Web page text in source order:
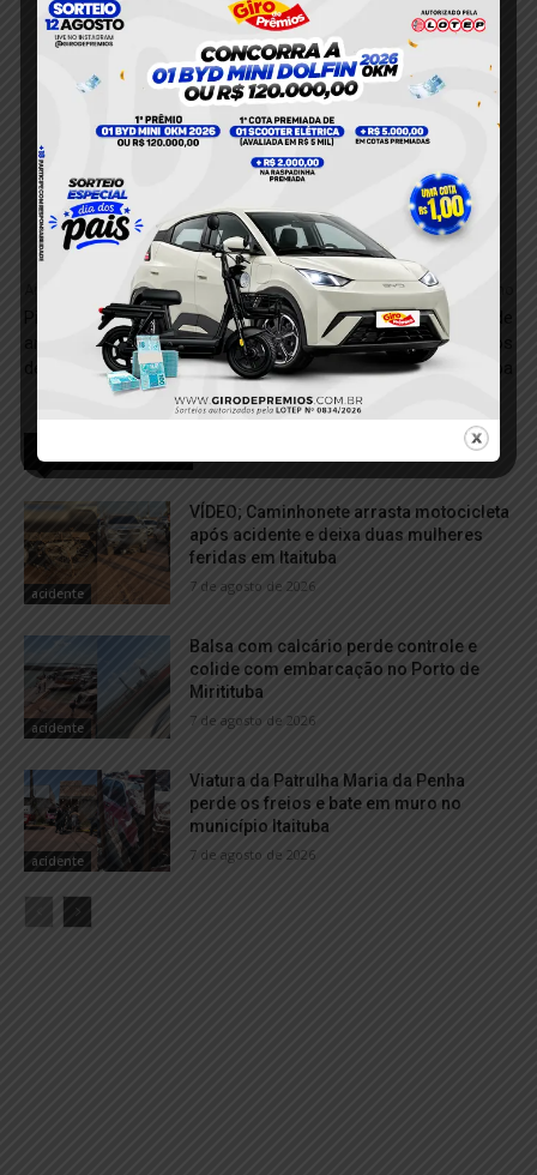
Pintor é condenado a 30
anos de prisão por latrocínio
de idoso em Santarém
Suspeitos de série de
arrombamentos são presos
em área de mata em Itaituba
acidente
VÍDEO; Caminhonete arrasta motocicleta
após acidente e deixa duas mulheres
feridas em Itaituba
7 de agosto de 2026
acidente
Balsa com calcário perde controle e
colide com embarcação no Porto de
Miritituba
7 de agosto de 2026
acidente
Viatura da Patrulha Maria da Penha
perde os freios e bate em muro no
município Itaituba
7 de agosto de 2026